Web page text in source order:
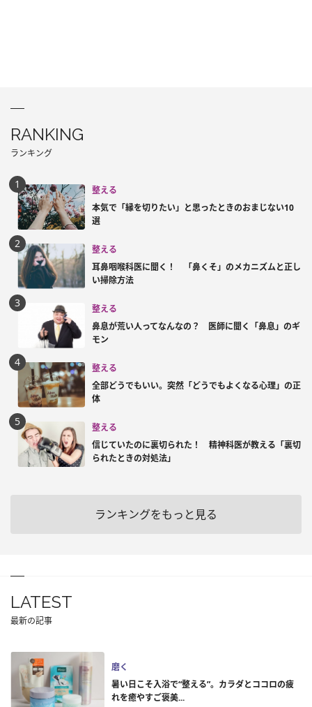
RANKING
ランキング
整える
本気で「縁を切りたい」と思ったときのおまじない10
選
整える
耳鼻咽喉科医に聞く！ 「鼻くそ」のメカニズムと正し
い掃除方法
整える
鼻息が荒い人ってなんなの？ 医師に聞く「鼻息」のギ
モン
整える
全部どうでもいい。突然「どうでもよくなる心理」の正
体
整える
信じていたのに裏切られた！ 精神科医が教える「裏切
られたときの対処法」
ランキングをもっと見る
LATEST
最新の記事
磨く
暑い日こそ入浴で“整える”。カラダとココロの疲
れを癒やすご褒美...